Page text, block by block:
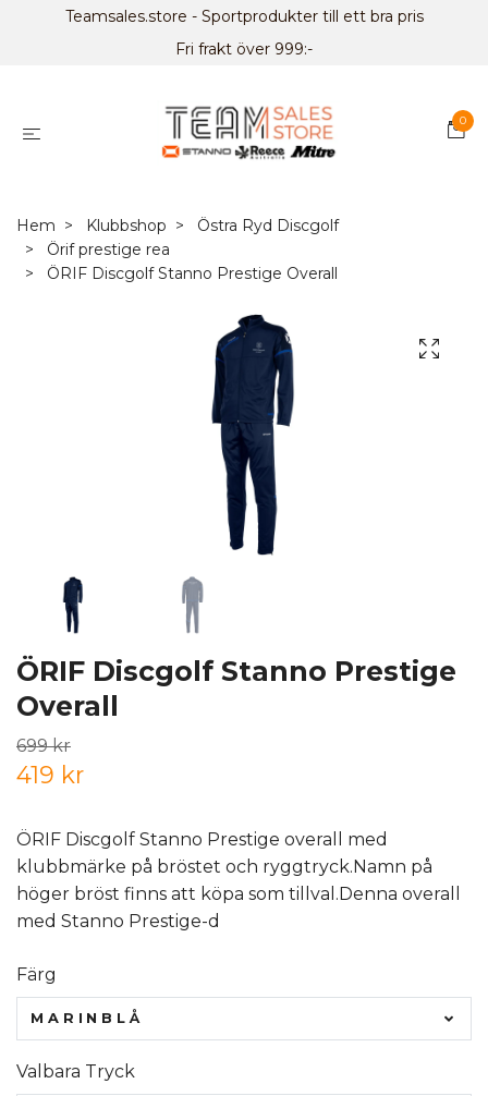
Teamsales.store - Sportprodukter till ett bra pris
Fri frakt över 999:-
0
Hem Klubbshop
Östra Ryd Discgolf
Örif prestige rea
ÖRIF Discgolf Stanno Prestige Overall
ÖRIF Discgolf Stanno Prestige
Overall
699 kr
419 kr
ÖRIF Discgolf Stanno Prestige overall med
klubbmärke på bröstet och ryggtryck.Namn på
höger bröst finns att köpa som tillval.Denna overall
med Stanno Prestige-d
Färg
MARINBLÅ
Valbara Tryck